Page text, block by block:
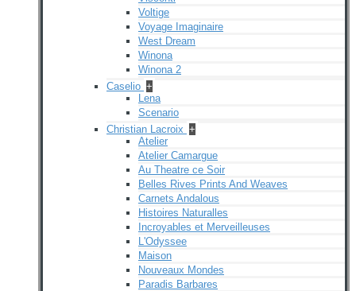
Voltige
Voyage Imaginaire
West Dream
Winona
Winona 2
Caselio +
Lena
Scenario
Christian Lacroix +
Atelier
Atelier Camargue
Au Theatre ce Soir
Belles Rives Prints And Weaves
Carnets Andalous
Histoires Naturalles
Incroyables et Merveilleuses
L'Odyssee
Maison
Nouveaux Mondes
Paradis Barbares